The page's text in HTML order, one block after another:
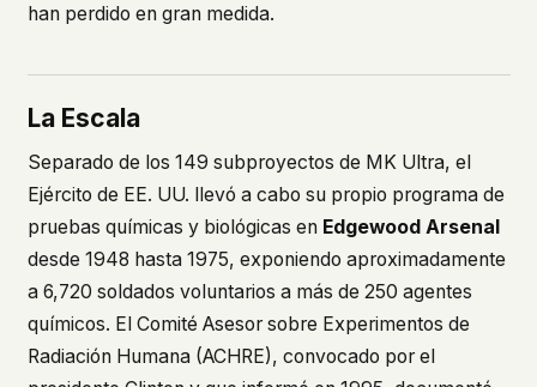
han perdido en gran medida.
La Escala
Separado de los 149 subproyectos de MK Ultra, el
Ejército de EE. UU. llevó a cabo su propio programa de
pruebas químicas y biológicas en Edgewood Arsenal
desde 1948 hasta 1975, exponiendo aproximadamente
a 6,720 soldados voluntarios a más de 250 agentes
químicos. El Comité Asesor sobre Experimentos de
Radiación Humana (ACHRE), convocado por el